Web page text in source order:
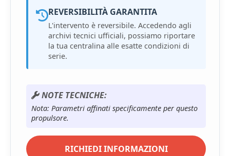
REVERSIBILITÀ GARANTITA
L'intervento è reversibile. Accedendo agli
archivi tecnici ufficiali, possiamo riportare
la tua centralina alle esatte condizioni di
serie.
NOTE TECNICHE:
Nota: Parametri affinati specificamente per questo
propulsore.
RICHIEDI INFORMAZIONI